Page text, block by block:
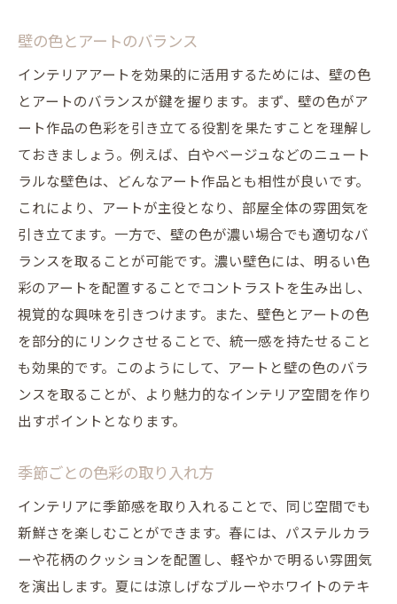
壁の色とアートのバランス
インテリアアートを効果的に活用するためには、壁の色
とアートのバランスが鍵を握ります。まず、壁の色がア
ート作品の色彩を引き立てる役割を果たすことを理解し
ておきましょう。例えば、白やベージュなどのニュート
ラルな壁色は、どんなアート作品とも相性が良いです。
これにより、アートが主役となり、部屋全体の雰囲気を
引き立てます。一方で、壁の色が濃い場合でも適切なバ
ランスを取ることが可能です。濃い壁色には、明るい色
彩のアートを配置することでコントラストを生み出し、
視覚的な興味を引きつけます。また、壁色とアートの色
を部分的にリンクさせることで、統一感を持たせること
も効果的です。このようにして、アートと壁の色のバラ
ンスを取ることが、より魅力的なインテリア空間を作り
出すポイントとなります。
季節ごとの色彩の取り入れ方
インテリアに季節感を取り入れることで、同じ空間でも
新鮮さを楽しむことができます。春には、パステルカラ
ーや花柄のクッションを配置し、軽やかで明るい雰囲気
を演出します。夏には涼しげなブルーやホワイトのテキ